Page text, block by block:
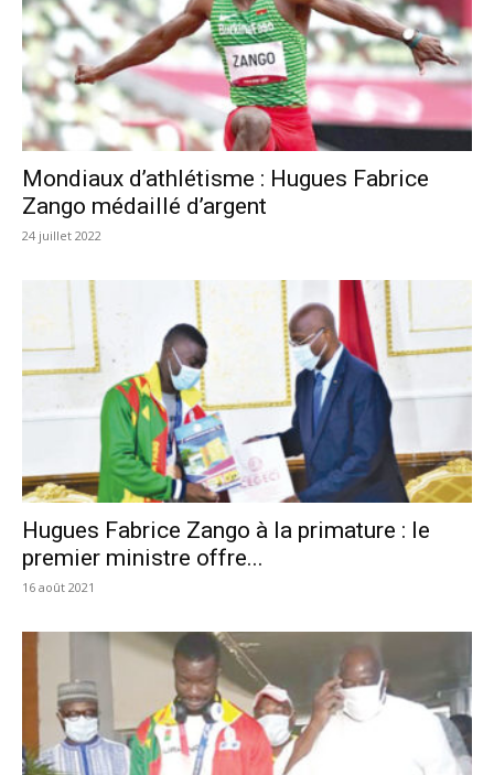
Mondiaux d’athlétisme : Hugues Fabrice
Zango médaillé d’argent
24 juillet 2022
Hugues Fabrice Zango à la primature : le
premier ministre offre...
16 août 2021